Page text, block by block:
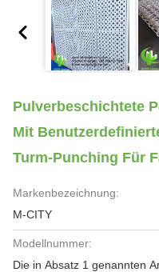
Pulverbeschichtete
Mit
Turm-Punching Für
Markenbezeichnung:
M-CITY
Modellnummer:
Die in Absatz 1 genannten